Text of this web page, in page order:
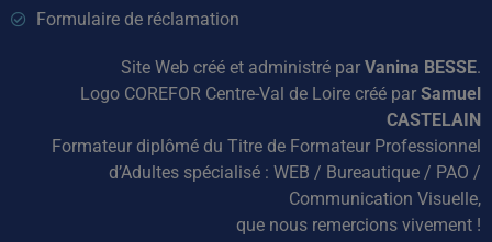
Formulaire de réclamation
Site Web créé et administré par Vanina BESSE.
Logo COREFOR Centre-Val de Loire créé par Samuel
CASTELAIN
Formateur diplômé du Titre de Formateur Professionnel
d’Adultes spécialisé : WEB / Bureautique / PAO /
Communication Visuelle,
que nous remercions vivement !